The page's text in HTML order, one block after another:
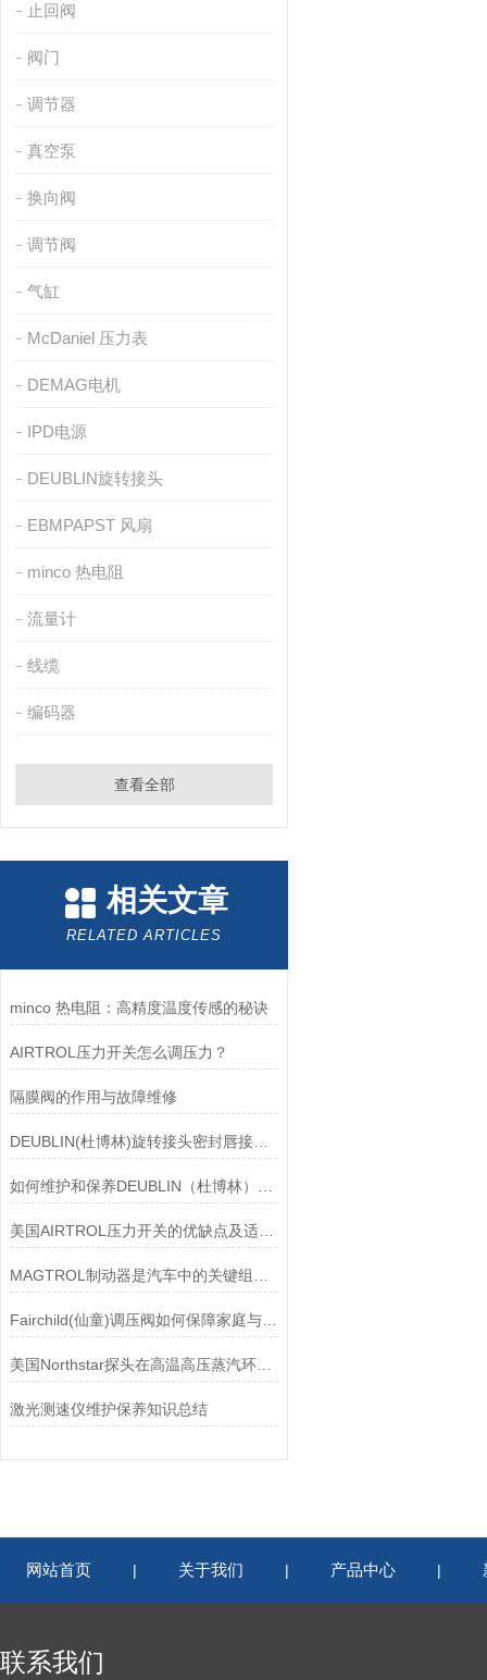
止回阀
阀门
调节器
真空泵
换向阀
调节阀
气缸
McDaniel 压力表
DEMAG电机
IPD电源
DEUBLIN旋转接头
EBMPAPST 风扇
minco 热电阻
流量计
线缆
编码器
查看全部
相关文章
RELATED ARTICLES
minco 热电阻：高精度温度传感的秘诀
AIRTROL压力开关怎么调压力？
隔膜阀的作用与故障维修
DEUBLIN(杜博林)旋转接头密封唇接觖宽度和负载
美国AIRTROL压力开关的优缺点及适用范围讲解
Fairchild(仙童)调压阀如何保障家庭与工业安全？
美国Northstar探头在高温高压蒸汽环境下的液位测量可靠性
激光测速仪维护保养知识总结
网站首页 | 关于我们 | 产品中心 |
联系我们